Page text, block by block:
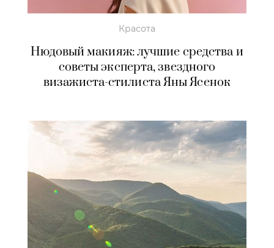
Красота
Нюдовый макияж: лучшие средства и
советы эксперта, звездного
визажиста-стилиста Яны Ясенок